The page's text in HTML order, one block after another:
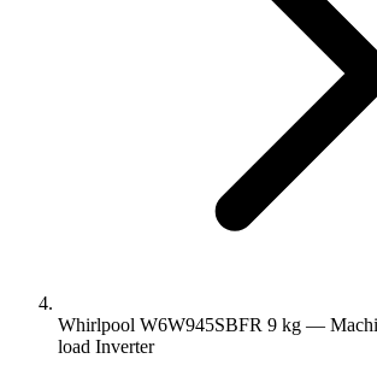
Whirlpool W6W945SBFR 9 kg —
load Inverter